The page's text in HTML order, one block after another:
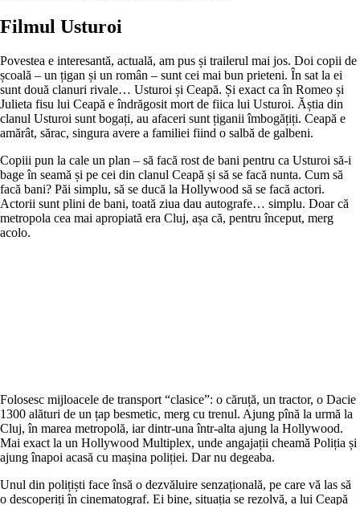
Filmul Usturoi
Povestea e interesantă, actuală, am pus și trailerul mai jos. Doi copii de
școală – un țigan și un român – sunt cei mai bun prieteni. În sat la ei
sunt două clanuri rivale… Usturoi și Ceapă. Și exact ca în Romeo și
Julieta fisu lui Ceapă e îndrăgosit mort de fiica lui Usturoi. Ăștia din
clanul Usturoi sunt bogați, au afaceri sunt țiganii îmbogățiți. Ceapă e
amărât, sărac, singura avere a familiei fiind o salbă de galbeni.
Copiii pun la cale un plan – să facă rost de bani pentru ca Usturoi să-i
bage în seamă și pe cei din clanul Ceapă și să se facă nunta. Cum să
facă bani? Păi simplu, să se ducă la Hollywood să se facă actori.
Actorii sunt plini de bani, toată ziua dau autografe… simplu. Doar că
metropola cea mai apropiată era Cluj, așa că, pentru început, merg
acolo.
Folosesc mijloacele de transport “clasice”: o căruță, un tractor, o Dacie
1300 alături de un țap besmetic, merg cu trenul. Ajung pînă la urmă la
Cluj, în marea metropolă, iar dintr-una într-alta ajung la Hollywood.
Mai exact la un Hollywood Multiplex, unde angajații cheamă Poliția și
ajung înapoi acasă cu mașina poliției. Dar nu degeaba.
Unul din polițiști face însă o dezvăluire senzațională, pe care vă las să
o descoperiți în cinematograf. Ei bine, situația se rezolvă, a lui Ceapă